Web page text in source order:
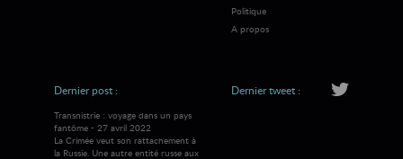
Politique
A propos
Dernier post :
Transnistrie : voyage dans un pays
fantôme - 27 avril 2022
La Crimée veut son rattachement à
la Russie. Une autre entité russe aux
Dernier tweet :